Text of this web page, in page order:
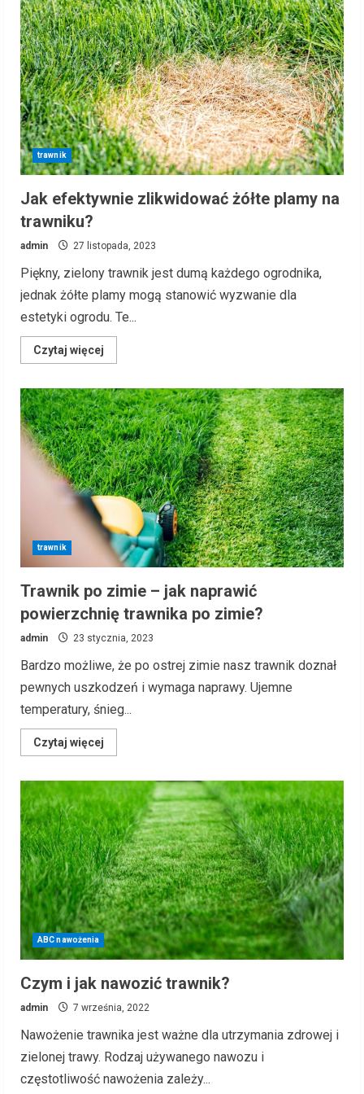
trawnik
Jak efektywnie zlikwidować żółte plamy na
trawniku?
admin 27 listopada, 2023
Piękny, zielony trawnik jest dumą każdego ogrodnika,
jednak żółte plamy mogą stanowić wyzwanie dla
estetyki ogrodu. Te...
Czytaj więcej
more
efektywnie
zlikwidować
żółte
plamy
na
trawniku?
trawnik
Trawnik po zimie – jak naprawić
powierzchnię trawnika po zimie?
admin 23 stycznia, 2023
Bardzo możliwe, że po ostrej zimie nasz trawnik doznał
pewnych uszkodzeń i wymaga naprawy. Ujemne
temperatury, śnieg...
Czytaj więcej
more
po
zimie
–
jak
naprawić
powierzchnię
trawnika
po
zimie?
ABC nawożenia
Czym i jak nawozić trawnik?
admin 7 września, 2022
Nawożenie trawnika jest ważne dla utrzymania zdrowej i
zielonej trawy. Rodzaj używanego nawozu i
częstotliwość nawożenia zależy...